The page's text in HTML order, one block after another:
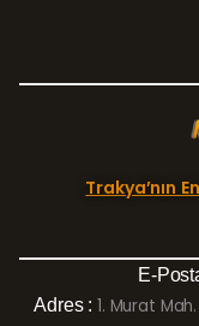
Trakya’nın
E-
Adres : 1. Murat